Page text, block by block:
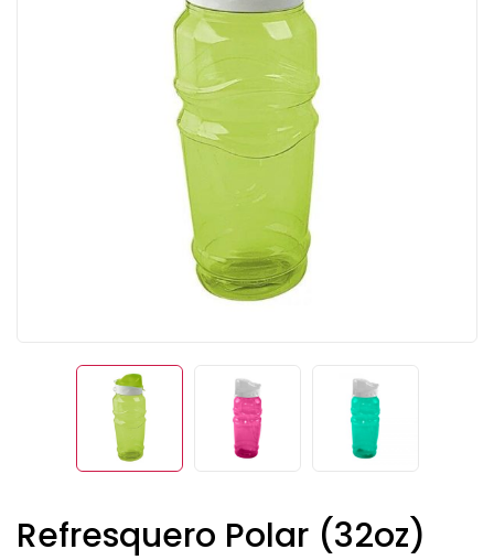
Refresquero Polar (32oz)